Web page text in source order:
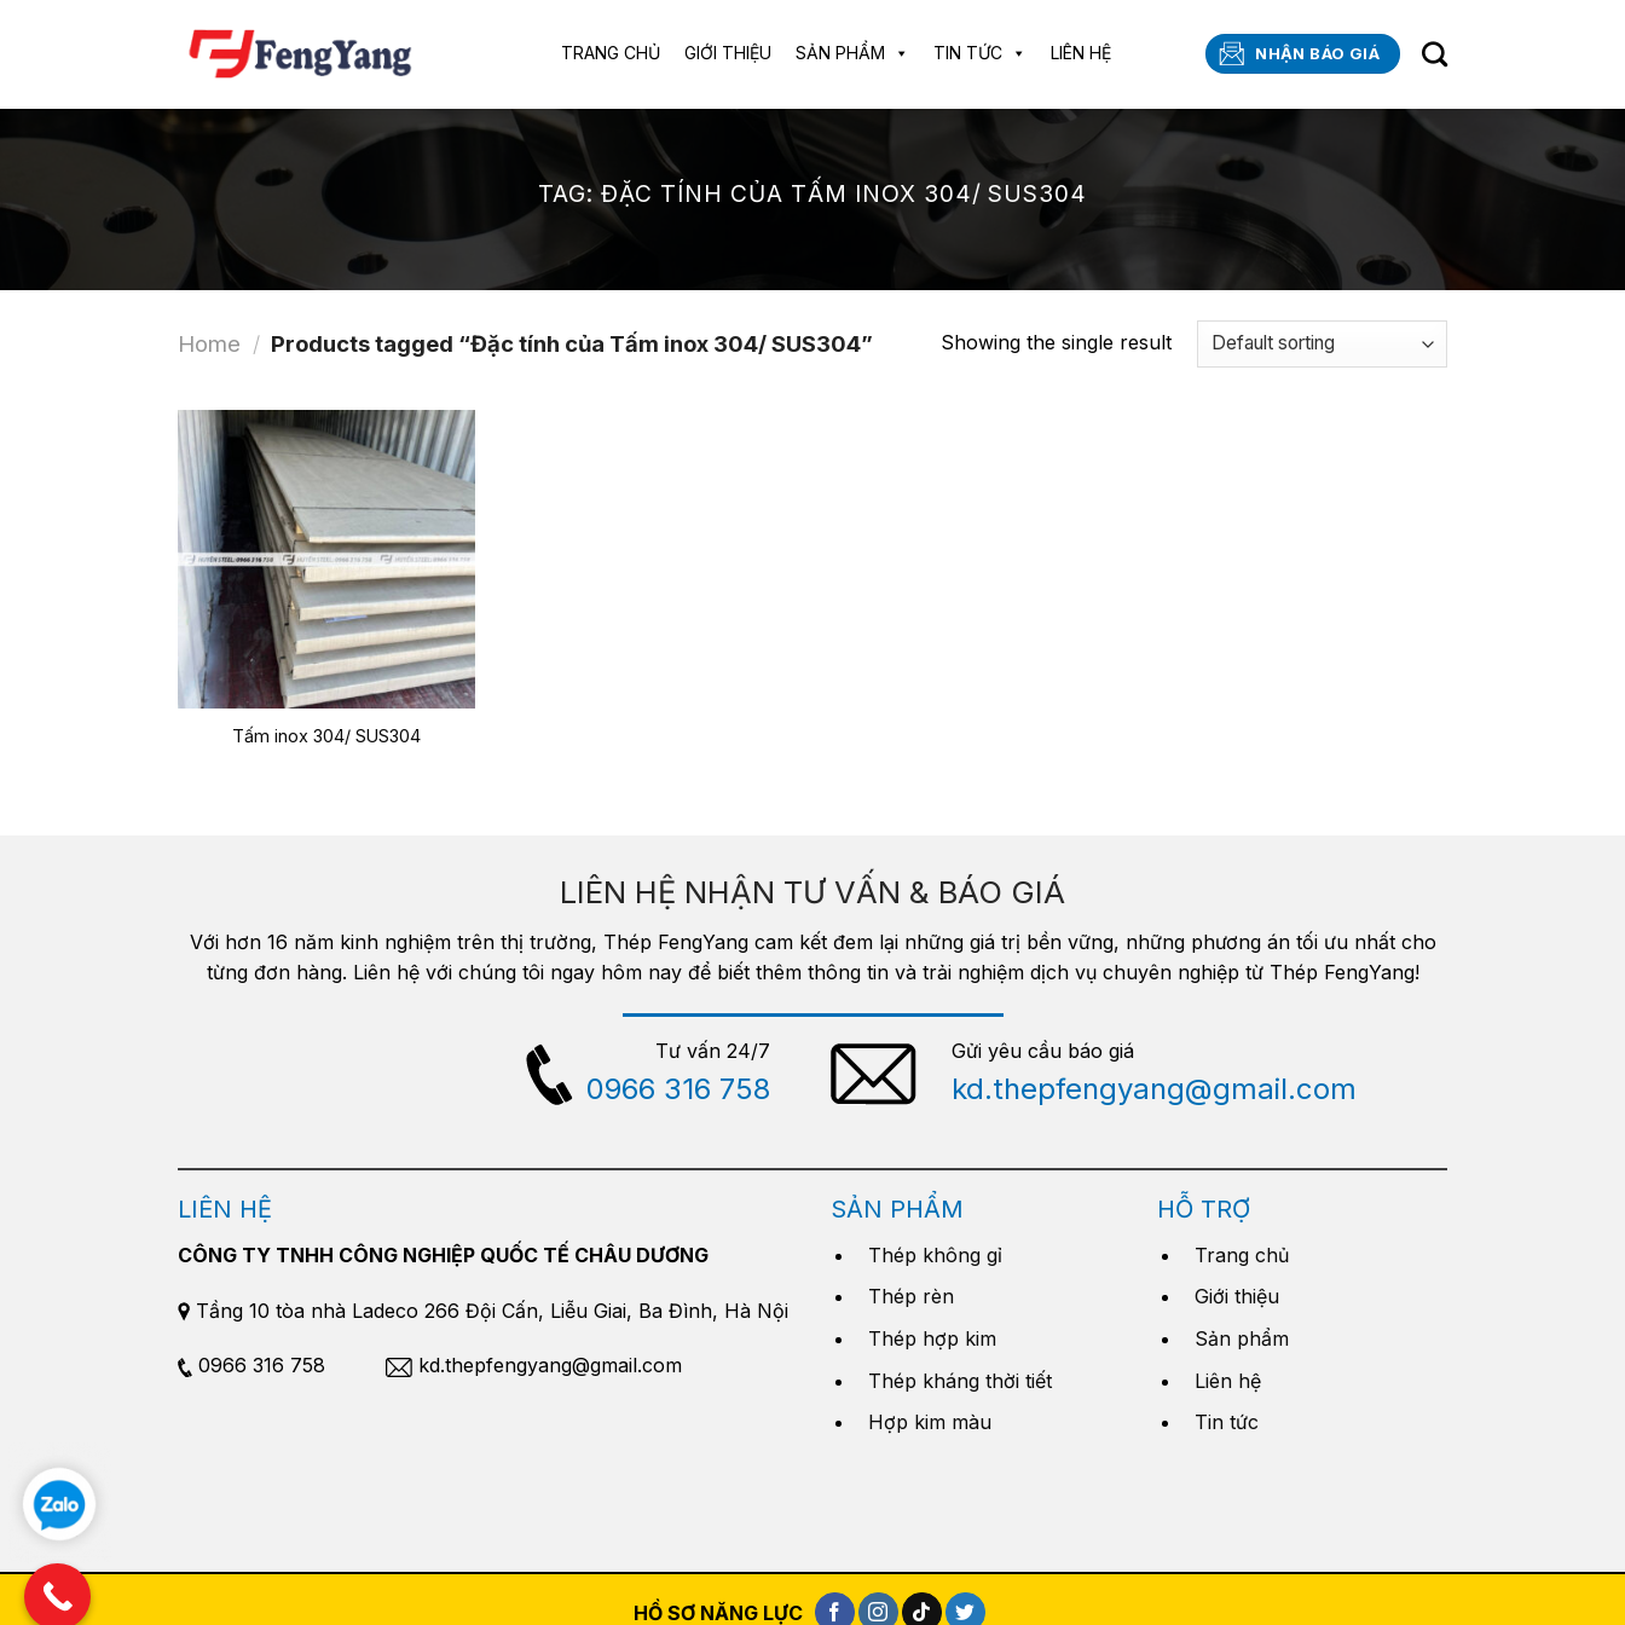
TRANG CHỦ GIỚI THIỆU SẢN PHẨM TIN TỨC LIÊN HỆ NHẬN BÁO GIÁ
TAG: ĐẶC TÍNH CỦA TẤM INOX 304/ SUS304
Home / Products tagged “Đặc tính của Tấm inox 304/ SUS304” Showing the single result
Tấm inox 304/ SUS304
LIÊN HỆ NHẬN TƯ VẤN & BÁO GIÁ
Với hơn 16 năm kinh nghiệm trên thị trường, Thép FengYang cam kết đem lại những giá trị bền vững, những phương án tối ưu nhất cho
từng đơn hàng. Liên hệ với chúng tôi ngay hôm nay để biết thêm thông tin và trải nghiệm dịch vụ chuyên nghiệp từ Thép FengYang!
Tư vấn 24/7
0966 316 758
Gửi yêu cầu báo giá
kd.thepfengyang@gmail.com
LIÊN HỆ
CÔNG TY TNHH CÔNG NGHIỆP QUỐC TẾ CHÂU DƯƠNG
Tầng 10 tòa nhà Ladeco 266 Đội Cấn, Liễu Giai, Ba Đình, Hà Nội
0966 316 758 kd.thepfengyang@gmail.com
SẢN PHẨM
Thép không gỉ
Thép rèn
Thép hợp kim
Thép kháng thời tiết
Hợp kim màu
HỖ TRỢ
Trang chủ
Giới thiệu
Sản phẩm
Liên hệ
Tin tức
HỒ SƠ NĂNG LỰC